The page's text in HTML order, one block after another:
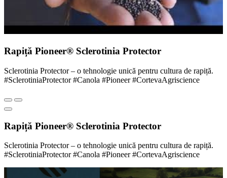
Rapiță Pioneer® Sclerotinia Protector
Sclerotinia Protector – o tehnologie unică pentru cultura de rapiță.
#SclerotiniaProtector #Canola #Pioneer #CortevaAgriscience
Rapiță Pioneer® Sclerotinia Protector
Sclerotinia Protector – o tehnologie unică pentru cultura de rapiță.
#SclerotiniaProtector #Canola #Pioneer #CortevaAgriscience